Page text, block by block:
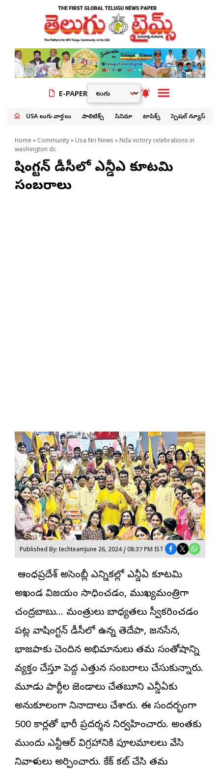
E-PAPER
USA తెలుగు వార్తలు పాలిటిక్స్ సినిమా టాపిక్స్ స్పెషల్ న్యూస్
Home » Community» Usa Nri News » Nda victory celebrations in
washington dc
వాషింగ్టన్‌ డీసీలో ఎన్డీఎ కూటమి
సంబరాలు
Published By: techteamJune 26, 2024 / 08:37 PM IST
ఆంధ్రప్రదేశ్‌ అసెంబ్లీ ఎన్నికల్లో ఎన్డీఏ కూటమి
అఖండ విజయం సాధించడం, ముఖ్యమంత్రిగా
చంద్రబాబు… మంత్రులు బాధ్యతలు స్వీకరించడం
పట్ల వాషింగ్టన్‌ డీసీలో ఉన్న తెదేపా, జనసేన,
భాజపాకు చెందిన అభిమానులు తమ సంతోషాన్ని
వ్యక్తం చేస్తూ పెద్ద ఎత్తున సంబరాలు చేసుకున్నారు.
మూడు పార్టీల జెండాలు చేతబూని ఎన్డీఏకు
అనుకూలంగా నినాదాలు చేశారు. ఈ సందర్భంగా
500 కార్లతో భారీ ప్రదర్శన నిర్వహించారు. అంతకు
ముందు ఎన్టీఆర్‌ విగ్రహానికి పూలమాలలు వేసి
నివాళులు అర్పించారు. కేక్‌ కట్‌ చేసి తమ